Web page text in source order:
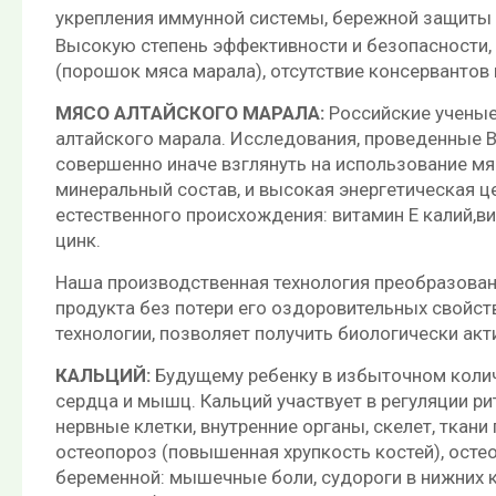
укрепления иммунной системы, бережной
Высокую степень эффективности и
(порошок мяса марала), отсутствие консервантов
МЯСО АЛТАЙСКОГО МАРАЛА: Российские
алтайского марала. Исследования, проведенные
совершенно иначе взглянуть на использование
минеральный состав, и высокая энергетическая
естественного происхождения: витамин Е
цинк.
Наша производственная технология
продукта без потери его оздоровительных
технологии, позволяет получить биологически
КАЛЬЦИЙ: Будущему ребенку в избыточном
сердца и мышц. Кальций участвует в регуляции
нервные клетки, внутренние органы, скелет,
остеопороз (повышенная хрупкость костей),
беременной: мышечные боли, судороги в нижних